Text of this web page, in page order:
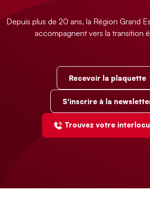
Depuis plus de 20 ans, la Région Grand
accompagnent vers la transition
Recevoir la plaquette
S'inscrire à la
Trouvez votre